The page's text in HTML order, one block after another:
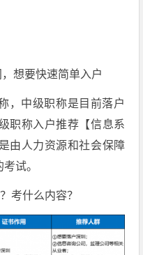
想要快速简单入户
，中级职称是目前落户
职称入户推荐【信息系
由人力资源和社会保障
试。
考什么内容？